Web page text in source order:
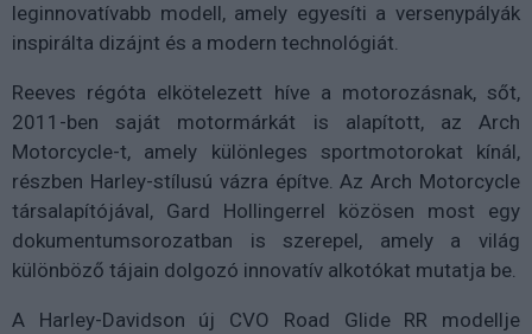
leginnovatívabb modell, amely egyesíti a versenypályák
inspirálta dizájnt és a modern technológiát.
Reeves régóta elkötelezett híve a motorozásnak, sőt,
2011-ben saját motormárkát is alapított, az Arch
Motorcycle-t, amely különleges sportmotorokat kínál,
részben Harley-stílusú vázra építve. Az Arch Motorcycle
társalapítójával, Gard Hollingerrel közösen most egy
dokumentumsorozatban is szerepel, amely a világ
különböző tájain dolgozó innovatív alkotókat mutatja be.
A Harley-Davidson új CVO Road Glide RR modellje